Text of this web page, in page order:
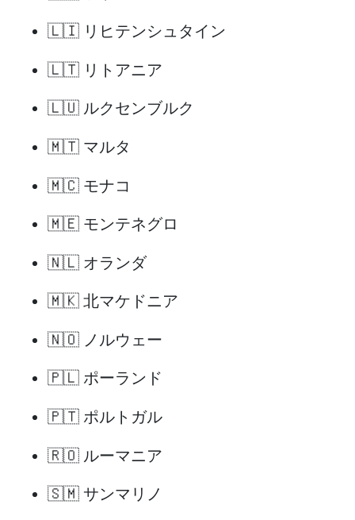
🇱🇮 リヒテンシュタイン
🇱🇹 リトアニア
🇱🇺 ルクセンブルク
🇲🇹 マルタ
🇲🇨 モナコ
🇲🇪 モンテネグロ
🇳🇱 オランダ
🇲🇰 北マケドニア
🇳🇴 ノルウェー
🇵🇱 ポーランド
🇵🇹 ポルトガル
🇷🇴 ルーマニア
🇸🇲 サンマリノ